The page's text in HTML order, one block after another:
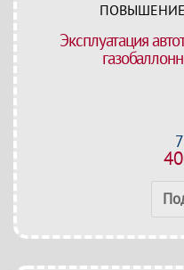
Эксплуатация